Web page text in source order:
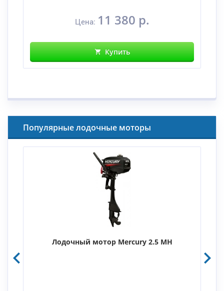
Цена: 11 380 р.
Купить
Популярные лодочные моторы
Лодочный мотор Mercury 2.5 MH